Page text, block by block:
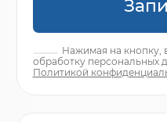
Нажимая на кнопку,
обработку персональных
Политикой